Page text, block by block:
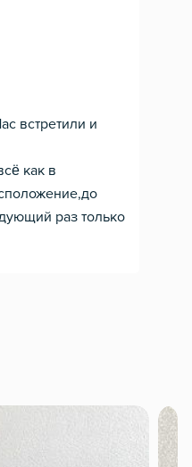
встретили и
как в
раз только